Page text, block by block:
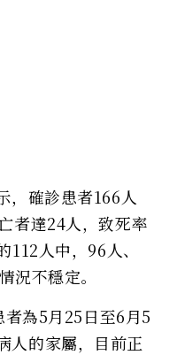
，確診患者166人
者達24人，致死率
112人中，96人、
況不穩定。
為5月25日至6月5
人的家屬，目前正